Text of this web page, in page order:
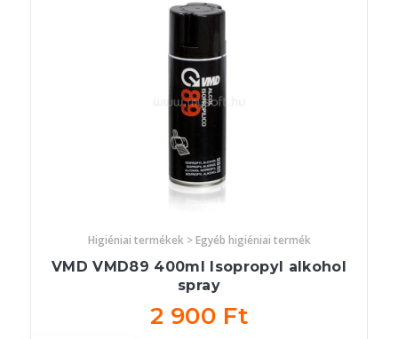
Higiéniai termékek > Egyéb higiéniai termék
VMD VMD89 400ml Isopropyl alkohol
spray
2 900 Ft